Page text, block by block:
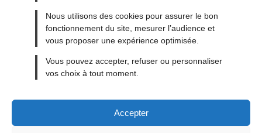
Nous utilisons des cookies pour assurer le bon
fonctionnement du site, mesurer l’audience et
vous proposer une expérience optimisée.
Vous pouvez accepter, refuser ou personnaliser
vos choix à tout moment.
Accepter
MENTIONS LÉGALES
CONDITIONS GÉNÉRALES DE VENTE
CONDITIONS GÉNÉRALES D’UTILISATION
CONTACT